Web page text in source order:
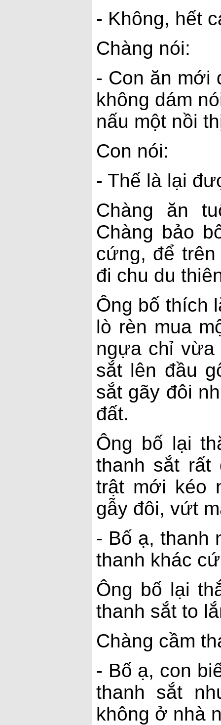
- Không, hết
Chàng nói:
- Con ăn mới
không dám
nấu một nồi
Con nói:
- Thế là lại
Chàng ăn
Chàng bảo
cứng, để
đi chu du
Ông bố thích
lò rèn mua
ngựa chỉ vừa
sắt lên đầu
sắt gãy đôi
đất.
Ông bố lại
thanh sắt rất
trật mới kéo
gẫy đôi, vứt
- Bố ạ, thanh
thanh khác
Ông bố lại
thanh sắt to
Chàng cầm
- Bố ạ, con
thanh sắt
không ở nhà